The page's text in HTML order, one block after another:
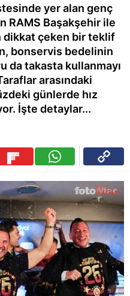
yer alan genç
RAMS Başakşehir ile
dikkat çeken bir teklif
bonservis bedelinin
da takasta kullanmayı
arasındaki
günlerde hız
İşte detaylar...